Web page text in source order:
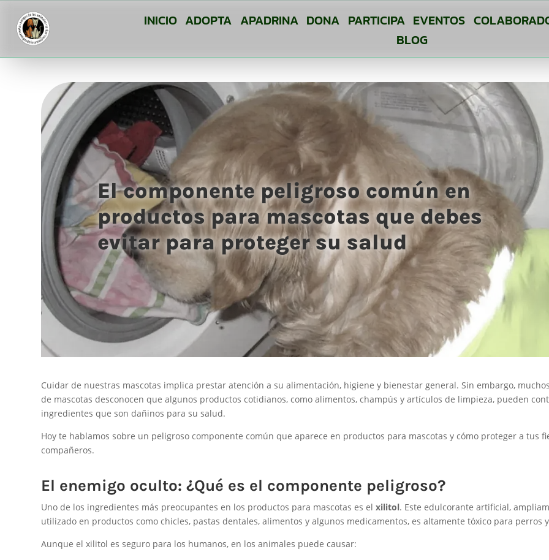
INICIO ADOPTA APADRINA DONA PARTICIPA EVENTOS
BLOG
El componente peligroso común en
productos para mascotas que debes
evitar para proteger su salud
Cuidar de nuestras mascotas implica prestar atención a su alimentación, higiene y bienestar general. Sin embargo,
de mascotas desconocen que algunos productos cotidianos, como alimentos, champús y artículos de limpieza, pueden
ingredientes que son dañinos para su salud.
Hoy te hablamos sobre un peligroso componente común que aparece en productos para mascotas y cómo proteger a tus
compañeros.
El enemigo oculto: ¿Qué es el componente peligroso?
Uno de los ingredientes más preocupantes en los productos para mascotas es elxilitol. Este edulcorante artificial,
utilizado en productos como chicles, pastas dentales, alimentos y algunos medicamentos, es altamente tóxico para perros
Aunque el xilitol es seguro para los humanos, en los animales puede causar: